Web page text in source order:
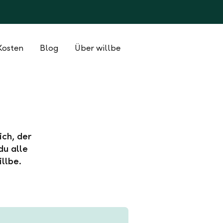
Blog Über willbe
der
alle